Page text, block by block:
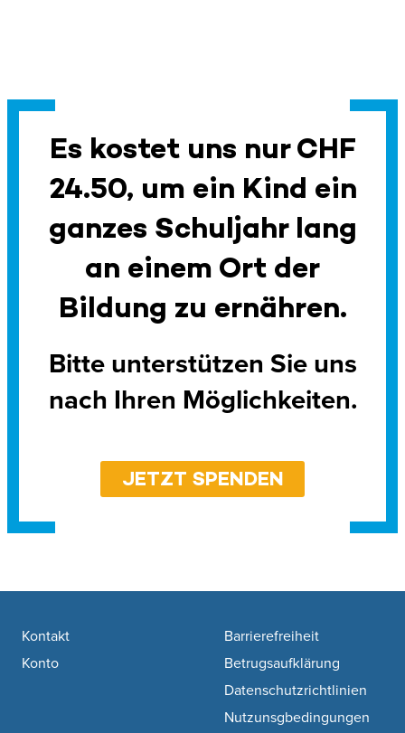
Es kostet uns nur CHF
24.50, um ein Kind ein
ganzes Schuljahr lang
an einem Ort der
Bildung zu ernähren.
Bitte unterstützen Sie uns
nach Ihren Möglichkeiten.
JETZT SPENDEN
Footer navigation
Kontakt
Konto
Barrierefreiheit
Betrugsaufklärung
Datenschutzrichtlinien
Nutzunsgbedingungen